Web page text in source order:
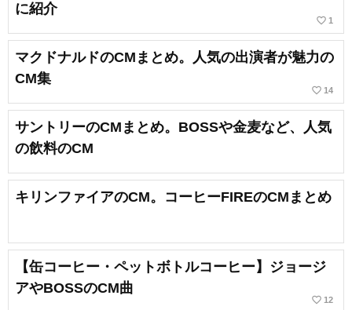
に紹介
favorite_border 1
マクドナルドのCMまとめ。人気の出演者が魅力の
CM集
favorite_border 14
サントリーのCMまとめ。BOSSや金麦など、人気
の飲料のCM
キリンファイアのCM。コーヒーFIREのCMまとめ
【缶コーヒー・ペットボトルコーヒー】ジョージ
アやBOSSのCM曲
favorite_border 12